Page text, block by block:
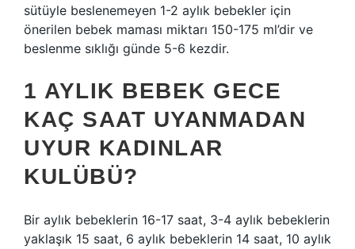
sütüyle beslenemeyen 1-2 aylık bebekler için
önerilen bebek maması miktarı 150-175 ml’dir ve
beslenme sıklığı günde 5-6 kezdir.
1 AYLIK BEBEK GECE
KAÇ SAAT UYANMADAN
UYUR KADINLAR
KULÜBÜ?
Bir aylık bebeklerin 16-17 saat, 3-4 aylık bebeklerin
yaklaşık 15 saat, 6 aylık bebeklerin 14 saat, 10 aylık